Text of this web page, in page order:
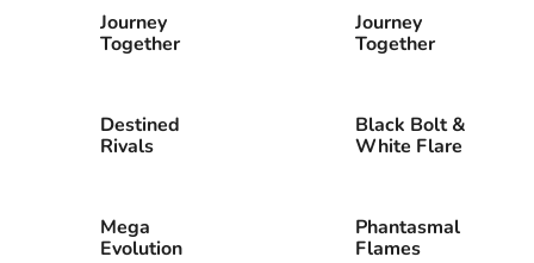
Journey
Together
Journey
Together
Destined
Rivals
Black Bolt &
White Flare
Mega
Evolution
Phantasmal
Flames